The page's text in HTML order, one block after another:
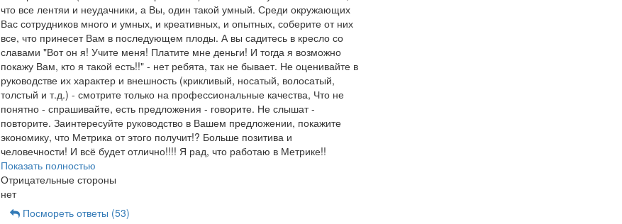
что все лентяи и неудачники, а Вы, один такой умный. Среди окружающих
Вас сотрудников много и умных, и креативных, и опытных, соберите от них
все, что принесет Вам в последующем плоды. А вы садитесь в кресло со
славами "Вот он я! Учите меня! Платите мне деньги! И тогда я возможно
покажу Вам, кто я такой есть!!" - нет ребята, так не бывает. Не оценивайте в
руководстве их характер и внешность (крикливый, носатый, волосатый,
толстый и т.д.) - смотрите только на профессиональные качества, Что не
понятно - спрашивайте, есть предложения - говорите. Не слышат -
повторите. Заинтересуйте руководство в Вашем предложении, покажите
экономику, что Метрика от этого получит!? Больше позитива и
человечности! И всё будет отлично!!!! Я рад, что работаю в Метрике!!
Показать полностью
Отрицательные стороны
нет
Посмореть ответы (53)